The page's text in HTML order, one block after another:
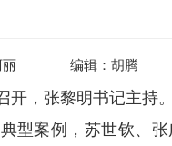
丽 编辑：胡腾
，张黎明书记主持。
型案例，苏世钦、张